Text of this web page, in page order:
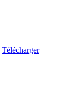
Télécharger